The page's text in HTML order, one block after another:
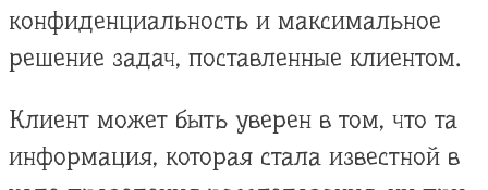
конфиденциальность и максимальное
решение задач, поставленные клиентом.
Клиент может быть уверен в том, что та
информация, которая стала известной в